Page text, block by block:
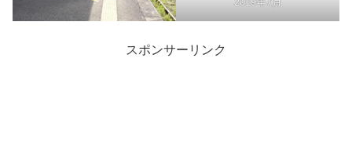
スポンサーリンク